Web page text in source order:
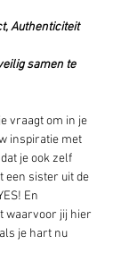
Authenticiteit
samen te
vraagt om in je
inspiratie met
je ook zelf
een sister uit de
En
waarvoor jij hier
je hart nu